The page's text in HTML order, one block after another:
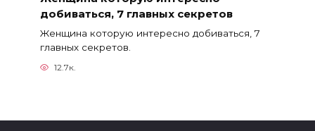
добиваться, 7 главных секретов
Женщина которую интересно добиваться, 7
главных секретов.
12.7к.